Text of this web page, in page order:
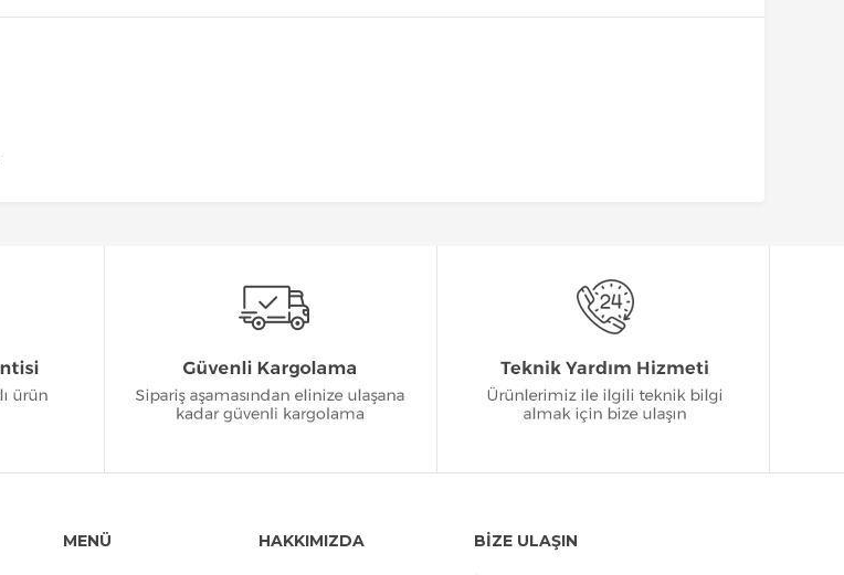
MENÜ HAKKIMIZDA BİZE ULAŞIN